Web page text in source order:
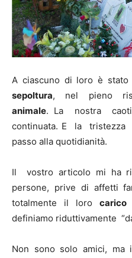
A ciascuno di loro è
sepoltura, nel pieno
animale. La nostra
continuata. E la tristezza
passo alla quotidianità.
Il vostro articolo mi ha
persone, prive di affetti
totalmente il loro
definiamo riduttivamente
Non sono solo amici,